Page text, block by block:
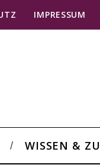
IMPRESSUM
WISSEN &